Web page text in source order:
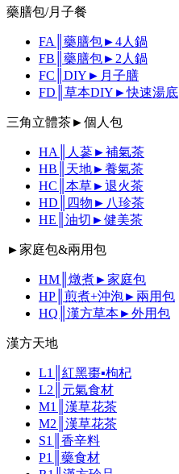
藥膳包/月子餐
FA║藥膳包►4人鍋
FB║藥膳包►2人鍋
FC║DIY►月子膳
FD║草本DIY►快速湯底
三角立體茶►個人包
HA║人蔘►補氣茶
HB║天地►養氣茶
HC║本草►退火茶
HD║四物►八珍茶
HE║油切►健美茶
►家庭包&兩用包
HM║燉煮►家庭包
HP║煎煮+沖泡►兩用包
HQ║漢方草本►外用包
漢方天地
L1║紅黑棗▪枸杞
L2║元氣食材
M1║漢草花茶
M2║漢草花茶
S1║香辛料
P1║藥食材